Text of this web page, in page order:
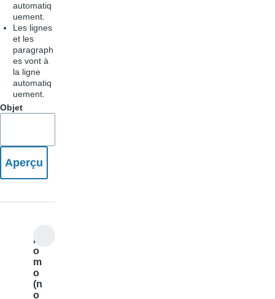
automatiq
uement.
Les lignes
et les
paragraph
es vont à
la ligne
automatiq
uement.
Objet
M
o
m
o
(n
o